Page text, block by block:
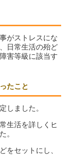
がストレスにな
日常生活の殆ど
害等級に該当す
たこと
しました。
生活を詳しくヒ
。
をセットにし、